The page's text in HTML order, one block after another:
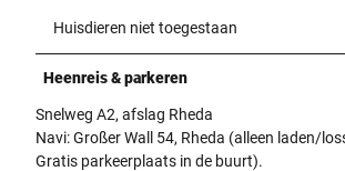
Huisdieren niet toegestaan
Heenreis & parkeren
Snelweg A2, afslag Rheda
Navi: Großer Wall 54, Rheda (alleen laden/
Gratis parkeerplaats in de buurt).